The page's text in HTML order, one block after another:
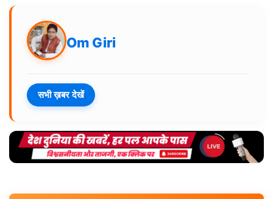
Om Giri
सभी ख़बर देखें